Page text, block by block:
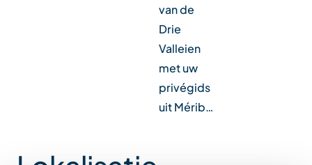
van de
Drie
Valleien
met uw
privégids
uit Mérib…